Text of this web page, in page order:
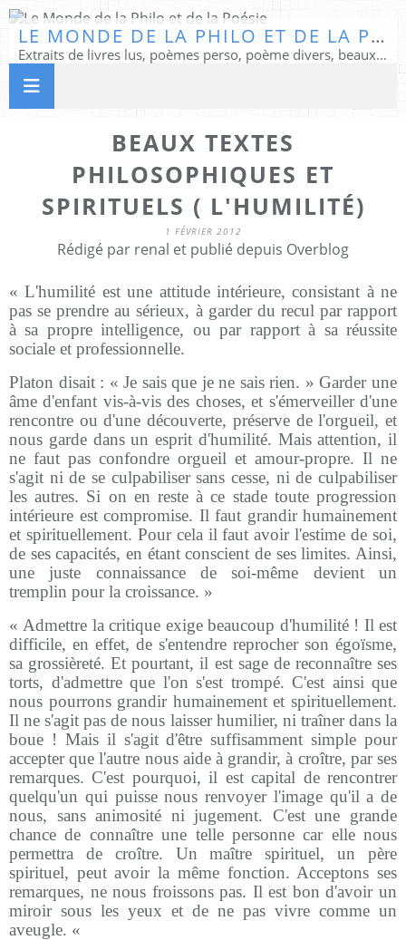
LE MONDE DE LA PHILO ET DE LA POÉSIE
Extraits de livres lus, poèmes perso, poème divers, beaux textes...
BEAUX TEXTES
PHILOSOPHIQUES ET
SPIRITUELS ( L'HUMILITÉ)
1 FÉVRIER 2012
Rédigé par renal et publié depuis Overblog
« L'humilité est une attitude intérieure, consistant à ne
pas se prendre au sérieux, à garder du recul par rapport
à sa propre intelligence, ou par rapport à sa réussite
sociale et professionnelle.
Platon disait : « Je sais que je ne sais rien. » Garder une
âme d'enfant vis-à-vis des choses, et s'émerveiller d'une
rencontre ou d'une découverte, préserve de l'orgueil, et
nous garde dans un esprit d'humilité. Mais attention, il
ne faut pas confondre orgueil et amour-propre. Il ne
s'agit ni de se culpabiliser sans cesse, ni de culpabiliser
les autres. Si on en reste à ce stade toute progression
intérieure est compromise. Il faut grandir humainement
et spirituellement. Pour cela il faut avoir l'estime de soi,
de ses capacités, en étant conscient de ses limites. Ainsi,
une juste connaissance de soi-même devient un
tremplin pour la croissance. »
« Admettre la critique exige beaucoup d'humilité ! Il est
difficile, en effet, de s'entendre reprocher son égoïsme,
sa grossièreté. Et pourtant, il est sage de reconnaître ses
torts, d'admettre que l'on s'est trompé. C'est ainsi que
nous pourrons grandir humainement et spirituellement.
Il ne s'agit pas de nous laisser humilier, ni traîner dans la
boue ! Mais il s'agit d'être suffisamment simple pour
accepter que l'autre nous aide à grandir, à croître, par ses
remarques. C'est pourquoi, il est capital de rencontrer
quelqu'un qui puisse nous renvoyer l'image qu'il a de
nous, sans animosité ni jugement. C'est une grande
chance de connaître une telle personne car elle nous
permettra de croître. Un maître spirituel, un père
spirituel, peut avoir la même fonction. Acceptons ses
remarques, ne nous froissons pas. Il est bon d'avoir un
miroir sous les yeux et de ne pas vivre comme un
aveugle. «